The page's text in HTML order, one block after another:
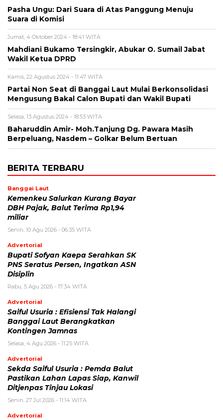
Pasha Ungu: Dari Suara di Atas Panggung Menuju
Suara di Komisi
Jumat, 4 Oktober 2024 - 18:41 WITA
Mahdiani Bukamo Tersingkir, Abukar O. Sumail Jabat
Wakil Ketua DPRD
Kamis, 22 Agustus 2024 - 11:47 WITA
Partai Non Seat di Banggai Laut Mulai Berkonsolidasi
Mengusung Bakal Calon Bupati dan Wakil Bupati
Selasa, 13 Agustus 2024 - 18:53 WITA
Baharuddin Amir- Moh.Tanjung Dg. Pawara Masih
Berpeluang, Nasdem – Golkar Belum Bertuan
BERITA TERBARU
Banggai Laut
Kemenkeu Salurkan Kurang Bayar
DBH Pajak, Balut Terima Rp1,94
miliar
Senin, 10 Agu 2026 - 06:35 WITA
Advertorial
Bupati Sofyan Kaepa Serahkan SK
PNS Seratus Persen, Ingatkan ASN
Disiplin
Rabu, 5 Agu 2026 - 17:34 WITA
Advertorial
Saiful Usuria : Efisiensi Tak Halangi
Banggai Laut Berangkatkan
Kontingen Jamnas
Selasa, 4 Agu 2026 - 11:25 WITA
Advertorial
Sekda Saiful Usuria : Pemda Balut
Pastikan Lahan Lapas Siap, Kanwil
Ditjenpas Tinjau Lokasi
Senin, 27 Jul 2026 - 11:14 WITA
Advertorial